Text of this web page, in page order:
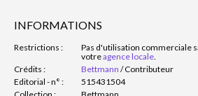
INFORMATIONS
Restrictions :
Pas d'utilisation commerciale
votreagence locale.
Crédits :
Bettmann /Contributeur
Editorial - n° :
515431504